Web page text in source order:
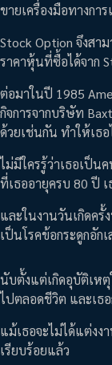
ขายเครื่องมือทางก
Stock Option จึงสา
ราคาหุ้นที่ซื้อได้จาก
ต่อมาในปี 1985
กิจการจากบริษัท
ด้วยเช่นกัน ทำให้เธ
ไม่มีใครรู้ว่าเธอเป็
ที่เธออายุครบ 80 ปี เ
และในงานวันเกิดครั้
เป็นโรคข้อกระดูกอัก
นับตั้งแต่เกิดอุบัติเห
ไปตลอดชีวิต และเธ
แม้เธอจะไม่ได้แต่งง
เรียบร้อยแล้ว